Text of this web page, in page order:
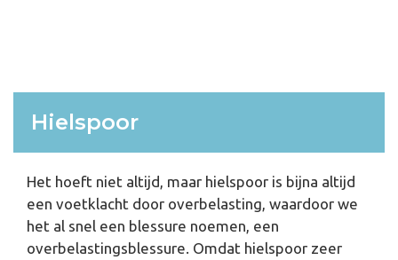
Hielspoor
Het hoeft niet altijd, maar hielspoor is bijna altijd
een voetklacht door overbelasting, waardoor we
het al snel een blessure noemen, een
overbelastingsblessure. Omdat hielspoor zeer